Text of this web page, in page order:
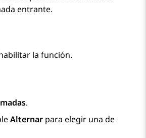
entrante.
la función.
.
Alternar para elegir una de